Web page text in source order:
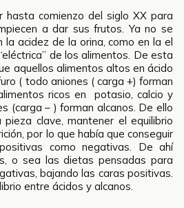
hasta comienzo del siglo XX para
a dar sus frutos. Ya no se
la acidez de la orina, como en la el
de los alimentos. De esta
aquellos alimentos altos en ácido
( todo aniones ( carga +) forman
ricos en potasio, calcio y
(carga – ) forman alcanos. De ello
clave, mantener el equilibrio
por lo que había que conseguir
como negativas. De ahí
o sea las dietas pensadas para
bajando las caras positivas.
entre ácidos y alcanos.